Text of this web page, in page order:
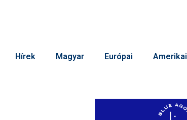
Hírek Magyar Európai Amerikai